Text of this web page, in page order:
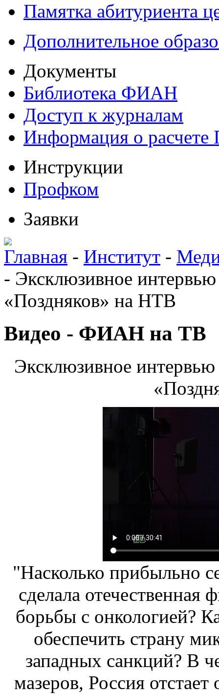
Памятка абитуриента
Дополнительное
Документы
Библиотека ФИАН
Доступ к журналам
Информация о
Инструкции
Профком
Заявки
Главная - Институт -
- Эксклюзивное
«Поздняков» на НТВ
Видео - ФИАН на ТВ
Эксклюзивное
"Насколько прибыльно
сделала
борьбы с онкологией?
обеспечить страну
западных санкций? В
мазеров, Россия